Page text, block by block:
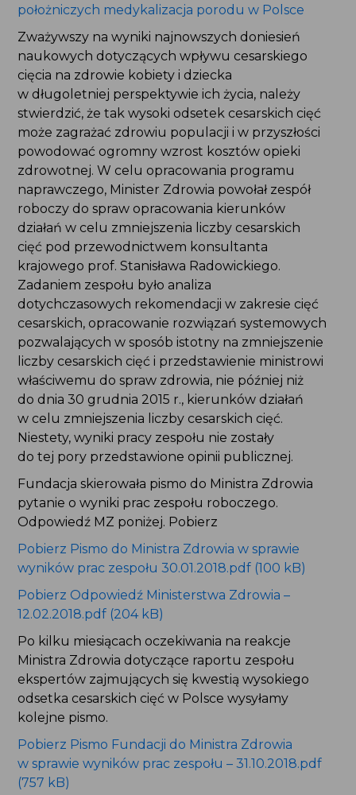
położniczych medykalizacja porodu w Polsce
Zważywszy na wyniki najnowszych doniesień
naukowych dotyczących wpływu cesarskiego
cięcia na zdrowie kobiety i dziecka
w długoletniej perspektywie ich życia, należy
stwierdzić, że tak wysoki odsetek cesarskich cięć
może zagrażać zdrowiu populacji i w przyszłości
powodować ogromny wzrost kosztów opieki
zdrowotnej. W celu opracowania programu
naprawczego, Minister Zdrowia powołał zespół
roboczy do spraw opracowania kierunków
działań w celu zmniejszenia liczby cesarskich
cięć pod przewodnictwem konsultanta
krajowego prof. Stanisława Radowickiego.
Zadaniem zespołu było analiza
dotychczasowych rekomendacji w zakresie cięć
cesarskich, opracowanie rozwiązań systemowych
pozwalających w sposób istotny na zmniejszenie
liczby cesarskich cięć i przedstawienie ministrowi
właściwemu do spraw zdrowia, nie później niż
do dnia 30 grudnia 2015 r., kierunków działań
w celu zmniejszenia liczby cesarskich cięć.
Niestety, wyniki pracy zespołu nie zostały
do tej pory przedstawione opinii publicznej.
Fundacja skierowała pismo do Ministra Zdrowia
pytanie o wyniki prac zespołu roboczego.
Odpowiedź MZ poniżej. Pobierz
Pobierz Pismo do Ministra Zdrowia w sprawie
wyników prac zespołu 30.01.2018.pdf (100 kB)
Pobierz Odpowiedź Ministerstwa Zdrowia –
12.02.2018.pdf (204 kB)
Po kilku miesiącach oczekiwania na reakcje
Ministra Zdrowia dotyczące raportu zespołu
ekspertów zajmujących się kwestią wysokiego
odsetka cesarskich cięć w Polsce wysyłamy
kolejne pismo.
Pobierz Pismo Fundacji do Ministra Zdrowia
w sprawie wyników prac zespołu – 31.10.2018.pdf
(757 kB)